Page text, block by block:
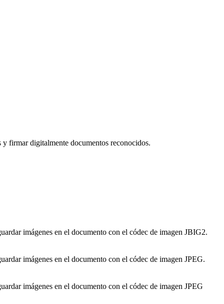
firmar digitalmente documentos reconocidos.
imágenes en el documento con el códec de imagen JBIG2.
imágenes en el documento con el códec de imagen JPEG.
imágenes en el documento con el códec de imagen JPEG